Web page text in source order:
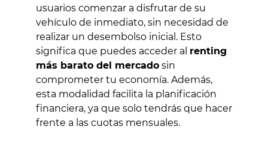
usuarios comenzar a disfrutar de su
vehículo de inmediato, sin necesidad de
realizar un desembolso inicial. Esto
significa que puedes acceder al renting
más barato del mercado sin
comprometer tu economía. Además,
esta modalidad facilita la planificación
financiera, ya que solo tendrás que hacer
frente a las cuotas mensuales.